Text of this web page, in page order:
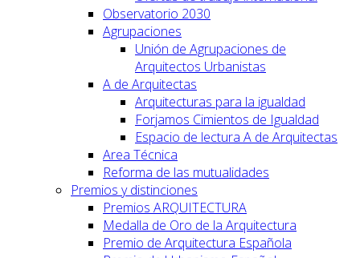
Observatorio 2030
Agrupaciones
Unión de Agrupaciones de
Arquitectos Urbanistas
A de Arquitectas
Arquitecturas para la igualdad
Forjamos Cimientos de Igualdad
Espacio de lectura A de Arquitectas
Area Técnica
Reforma de las mutualidades
Premios y distinciones
Premios ARQUITECTURA
Medalla de Oro de la Arquitectura
Premio de Arquitectura Española